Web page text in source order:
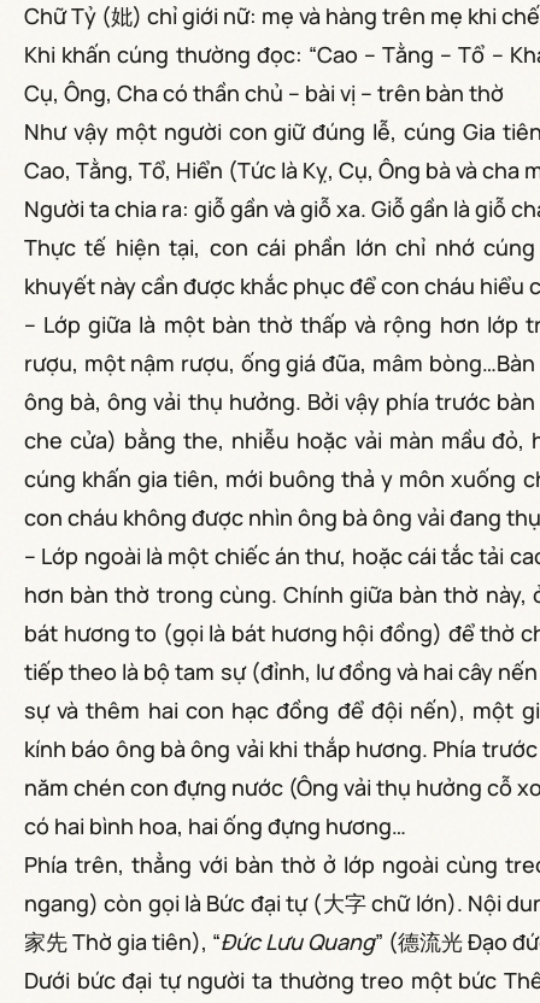
Chữ Tỷ (妣) chỉ giới nữ: mẹ và hàng trên mẹ khi
Khi khấn cúng thường đọc: “Cao – Tằng – Tổ –
Cụ, Ông, Cha có thần chủ – bài vị – trên bàn thờ
Như vậy một người con giữ đúng lễ, cúng Gia
Cao, Tằng, Tổ, Hiển (Tức là Kỵ, Cụ, Ông bà và cha
Người ta chia ra: giỗ gần và giỗ xa. Giỗ gần là giỗ
Thực tế hiện tại, con cái phần lớn chỉ nhớ
khuyết này cần được khắc phục để con cháu hiểu
– Lớp giữa là một bàn thờ thấp và rộng hơn lớp
rượu, một nậm rượu, ống giá đũa, mâm
ông bà, ông vải thụ hưởng. Bởi vậy phía trước
che cửa) bằng the, nhiễu hoặc vải màn mầu đỏ,
cúng khấn gia tiên, mới buông thả y môn xuống
con cháu không được nhìn ông bà ông vải đang
– Lớp ngoài là một chiếc án thư, hoặc cái tắc tải
hơn bàn thờ trong cùng. Chính giữa bàn thờ
bát hương to (gọi là bát hương hội đồng) để thờ
tiếp theo là bộ tam sự (đỉnh, lư đồng và hai cây
sự và thêm hai con hạc đồng để đội nến), một
kính báo ông bà ông vải khi thắp hương. Phía
năm chén con đựng nước (Ông vải thụ hưởng cỗ
có hai bình hoa, hai ống đựng hương…
Phía trên, thẳng với bàn thờ ở lớp ngoài cùng
ngang) còn gọi là Bức đại tự (大字 chữ lớn). Nội
家先 Thờ gia tiên), “Đức Lưu Quang” (德流光 Đạo
Dưới bức đại tự người ta thường treo một bức